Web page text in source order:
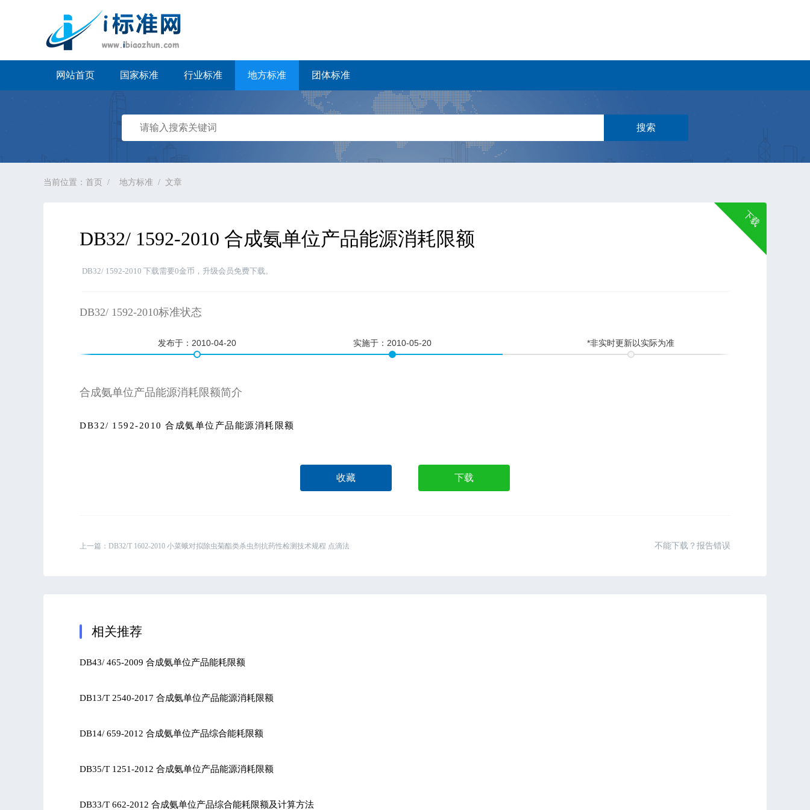
网站首页 国家标准 行业标准 地方标准 团体标准
搜索
当前位置： 首页 地方标准 文章
DB32/ 1592-2010 合成氨单位产品能源消耗限额
下载
DB32/ 1592-2010 下载需要0金币，升级会员免费下载。
DB32/ 1592-2010标准状态
发布于： 2010-04-20 实施于： 2010-05-20 *非实时更新以实际为准
合成氨单位产品能源消耗限额简介
DB32/ 1592-2010 合成氨单位产品能源消耗限额
收藏 下载
上一篇： DB32/T 1602-2010 小菜蛾对拟除虫菊酯类杀虫剂抗药性检测技术规程 点滴法 不能下载？报告错误
相关推荐
DB43/ 465-2009 合成氨单位产品能耗限额
DB13/T 2540-2017 合成氨单位产品能源消耗限额
DB14/ 659-2012 合成氨单位产品综合能耗限额
DB35/T 1251-2012 合成氨单位产品能源消耗限额
DB33/T 662-2012 合成氨单位产品综合能耗限额及计算方法